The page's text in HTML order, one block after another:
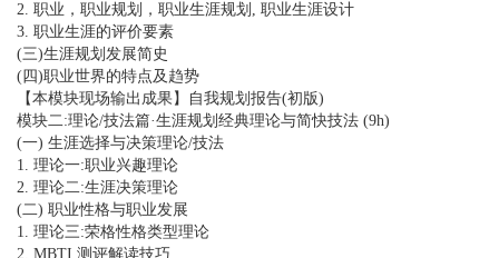
2. 职业，职业规划，职业生涯规划, 职业生涯设计
3. 职业生涯的评价要素
(三)生涯规划发展简史
(四)职业世界的特点及趋势
【本模块现场输出成果】自我规划报告(初版)
模块二:理论/技法篇·生涯规划经典理论与简快技法 (9h)
(一) 生涯选择与决策理论/技法
1. 理论一:职业兴趣理论
2. 理论二:生涯决策理论
(二) 职业性格与职业发展
1. 理论三:荣格性格类型理论
2. MBTI 测评解读技巧